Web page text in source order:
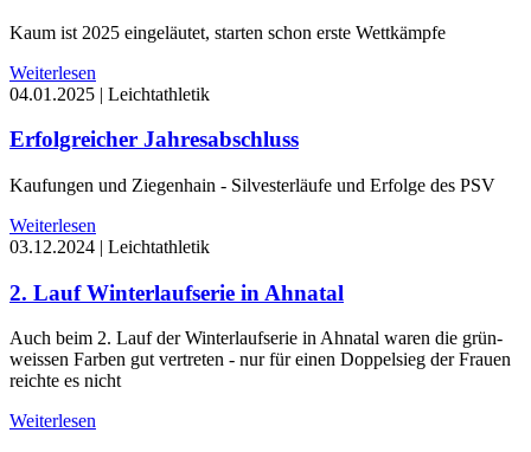
Kaum ist 2025 eingeläutet, starten schon erste Wettkämpfe
Weiterlesen
04.01.2025 | Leichtathletik
Erfolgreicher Jahresabschluss
Kaufungen und Ziegenhain - Silvesterläufe und Erfolge des PSV
Weiterlesen
03.12.2024 | Leichtathletik
2. Lauf Winterlaufserie in Ahnatal
Auch beim 2. Lauf der Winterlaufserie in Ahnatal waren die grün-
weissen Farben gut vertreten - nur für einen Doppelsieg der Frauen
reichte es nicht
Weiterlesen